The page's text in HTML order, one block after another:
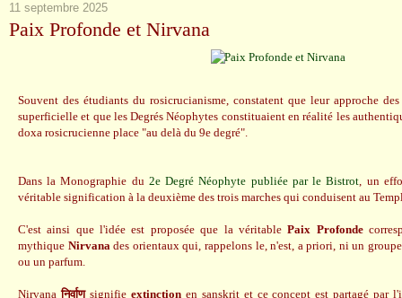
11 septembre 2025
Paix Profonde et Nirvana
Souvent des étudiants du rosicrucianisme, constatent que leur approche
superficielle et que les Degrés Néophytes constituaient en réalité les
doxa rosicrucienne place "au delà du 9e degré".
Dans la Monographie du 2e Degré Néophyte publiée par le Bistrot, un
véritable signification à la deuxième des trois marches qui conduisent au
C'est ainsi que l'idée est proposée que la véritablePaix Profonde
mythique Nirvanades orientaux qui, rappelons le, n'est, a priori, ni un
ou un parfum.
Nirvanaनिर्वाणsignifie extinctionen sanskrit et ce concept est partagé par